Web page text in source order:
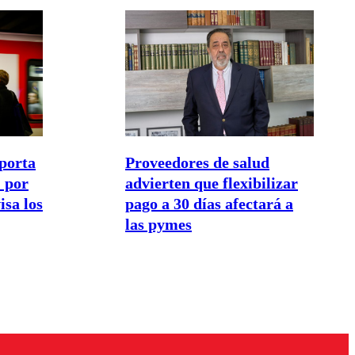
por
los
Proveedores de salud
advierten que flexibilizar
pago a 30 días afectará a
las pymes